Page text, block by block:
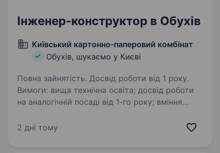
Інженер-конструктор в Обухів
Київський картонно-паперовий комбінат
Обухів, шукаємо у Києві
Повна зайнятість. Досвід роботи від 1 року.
Вимоги: вища технічна освіта; досвід роботи
на аналогічній посаді від 1-го року; вміння
технічних креслень деталей і вузлів
2 дні тому